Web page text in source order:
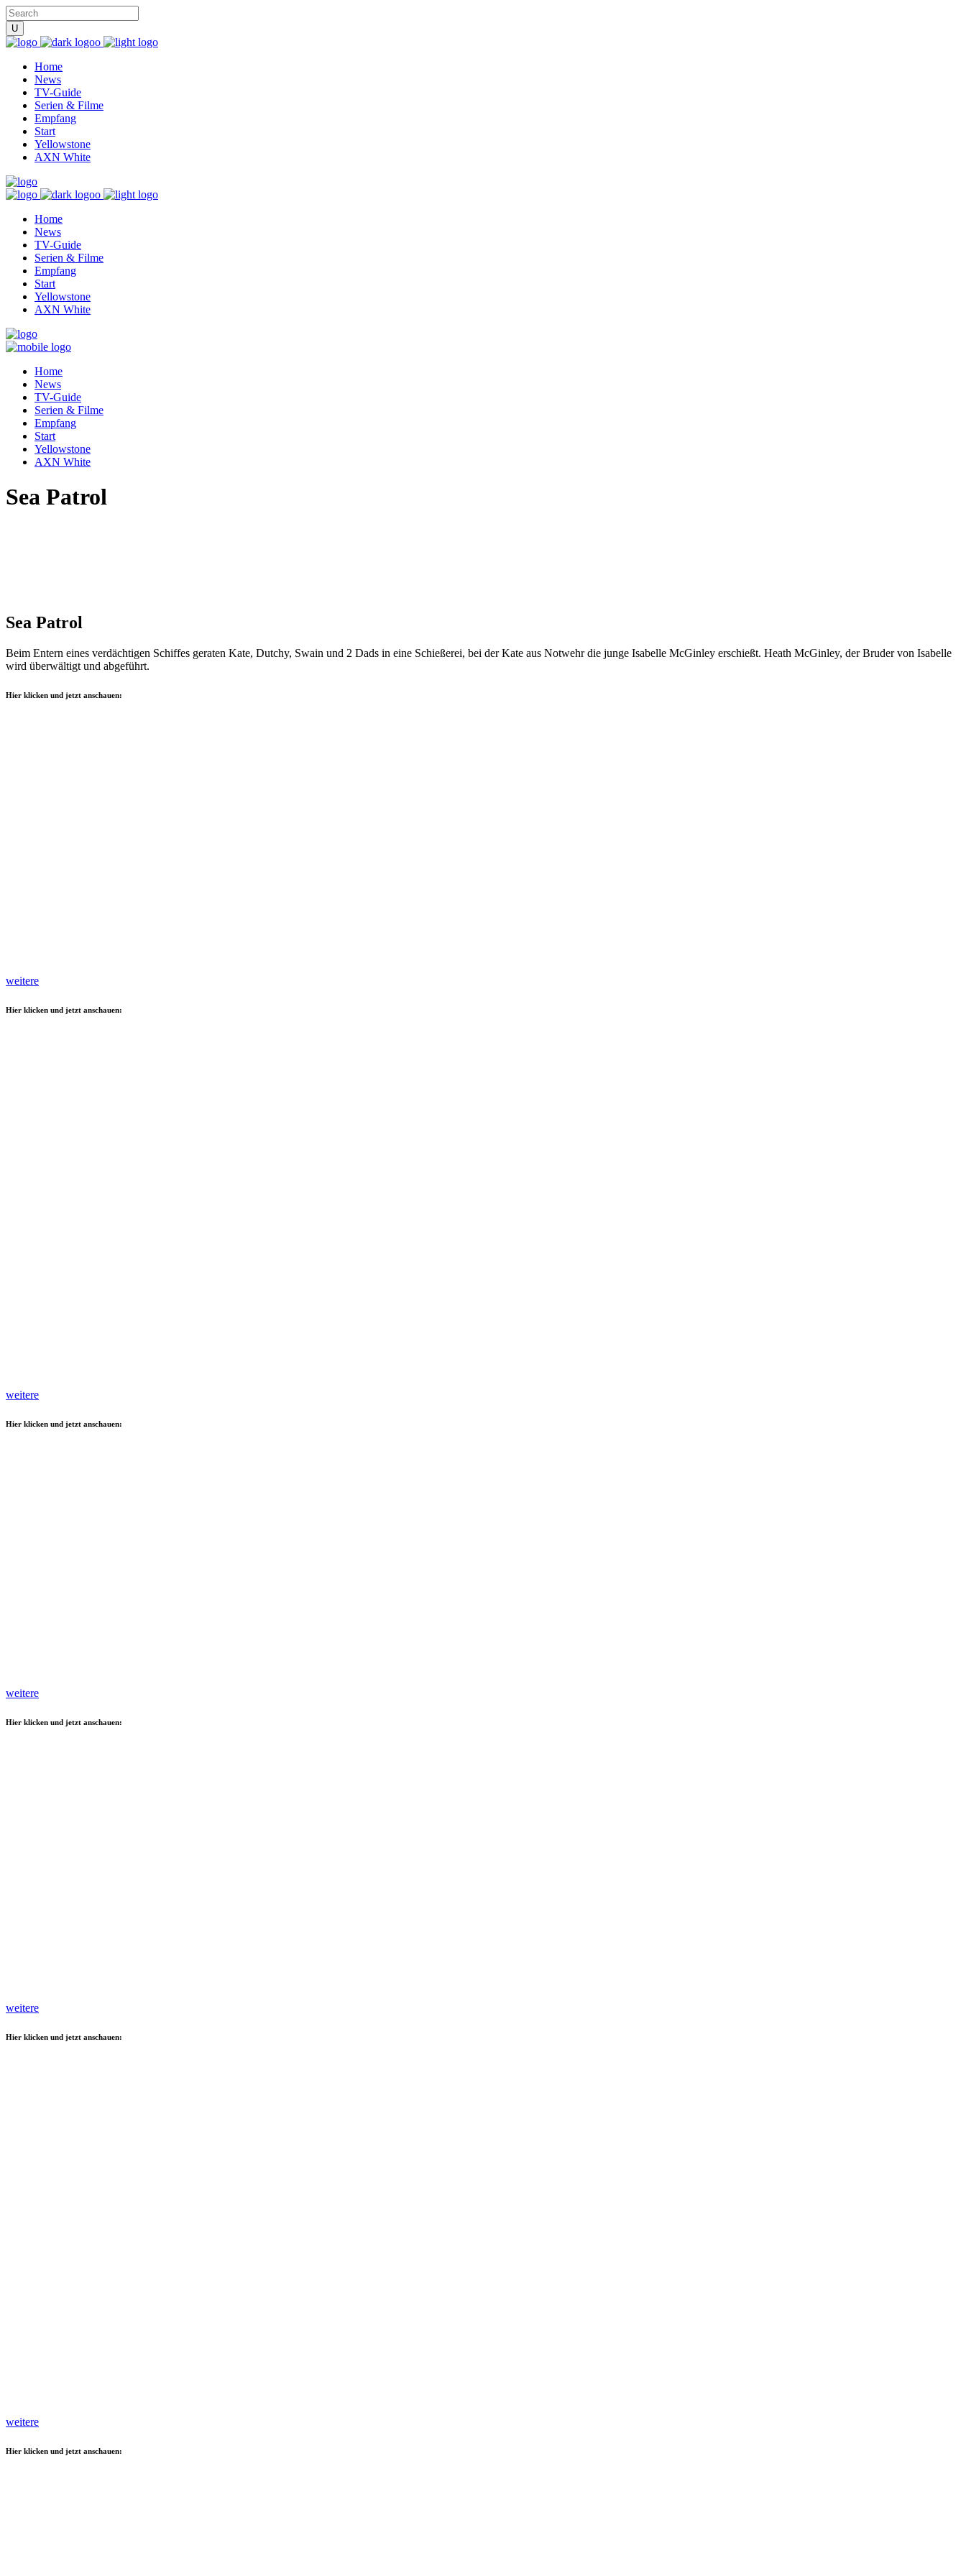
Home
News
TV-Guide
Serien & Filme
Empfang
Start
Yellowstone
AXN White
Home
News
TV-Guide
Serien & Filme
Empfang
Start
Yellowstone
AXN White
Home
News
TV-Guide
Serien & Filme
Empfang
Start
Yellowstone
AXN White
Sea Patrol
Sea Patrol
Beim Entern eines verdächtigen Schiffes geraten Kate, Dutchy, Swain und 2 Dads in eine Schießerei, bei der Kate aus Notwehr die junge Isabelle McGinley erschießt. Heath McGinley, der Bruder von Isabelle
wird überwältigt und abgeführt.
Hier klicken und jetzt anschauen:
weitere
Hier klicken und jetzt anschauen:
weitere
Hier klicken und jetzt anschauen:
weitere
Hier klicken und jetzt anschauen:
weitere
Hier klicken und jetzt anschauen:
weitere
Hier klicken und jetzt anschauen: